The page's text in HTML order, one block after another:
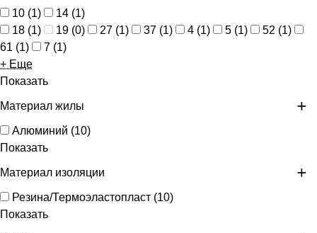
10 (1) 14 (1)
18 (1) 19 (0) 27 (1) 37 (1) 4 (1) 5 (1) 52 (1)
61 (1) 7 (1)
+ Еще
Показать
Материал жилы
Алюминий (10)
Показать
Материал изоляции
Резина/Термоэластопласт (10)
Показать